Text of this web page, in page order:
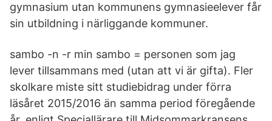
gymnasium utan kommunens gymnasieelever får
sin utbildning i närliggande kommuner.
sambo -n -r min sambo = personen som jag
lever tillsammans med (utan att vi är gifta). Fler
skolkare miste sitt studiebidrag under förra
läsåret 2015/2016 än samma period föregående